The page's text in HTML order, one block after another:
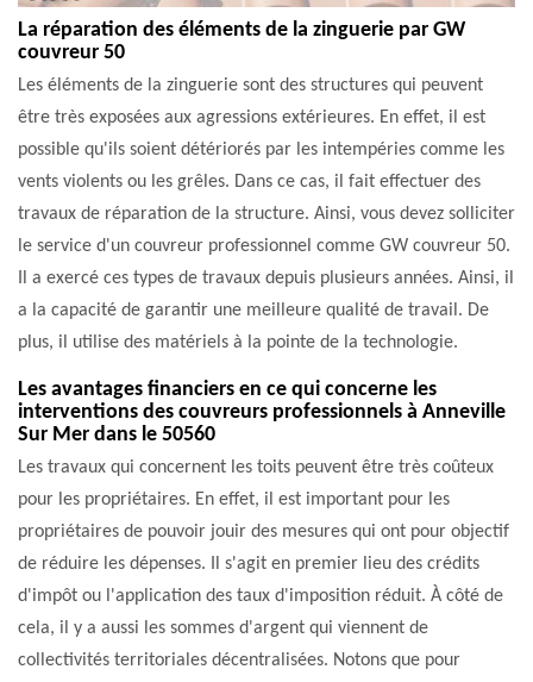
La réparation des éléments de la zinguerie par GW
couvreur 50
Les éléments de la zinguerie sont des structures qui peuvent
être très exposées aux agressions extérieures. En effet, il est
possible qu'ils soient détériorés par les intempéries comme les
vents violents ou les grêles. Dans ce cas, il fait effectuer des
travaux de réparation de la structure. Ainsi, vous devez solliciter
le service d'un couvreur professionnel comme GW couvreur 50.
Il a exercé ces types de travaux depuis plusieurs années. Ainsi, il
a la capacité de garantir une meilleure qualité de travail. De
plus, il utilise des matériels à la pointe de la technologie.
Les avantages financiers en ce qui concerne les
interventions des couvreurs professionnels à Anneville
Sur Mer dans le 50560
Les travaux qui concernent les toits peuvent être très coûteux
pour les propriétaires. En effet, il est important pour les
propriétaires de pouvoir jouir des mesures qui ont pour objectif
de réduire les dépenses. Il s'agit en premier lieu des crédits
d'impôt ou l'application des taux d'imposition réduit. À côté de
cela, il y a aussi les sommes d'argent qui viennent de
collectivités territoriales décentralisées. Notons que pour